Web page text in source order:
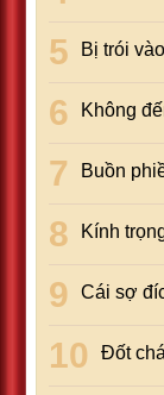
Bị trói
Không
Buồn
Kính
Cái sợ
Đốt